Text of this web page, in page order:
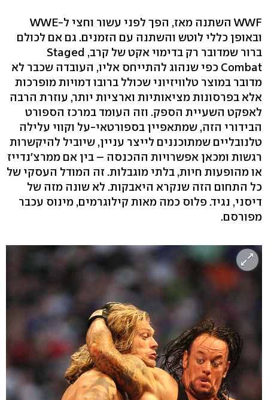
WWF השתנה מאז, הפך לפני עשור וחצי ל-WWE
ובאופן כללי לוטש והשתנה עם הזמנים. גם אם לכולם
ברור שמדובר רק בדימוי אקט של קרב, Staged
Combat כפי שנהוג להתייחס אליו, העובדה שכבר לא
מדובר במוצר טלוויזיוני שכולל ברובו דמויות מופרכות
אלא בפרסונות מציאותיות וארציות יותר, עוזרת הרבה
לאפקט השעיית הספק. וזה העומד במרכז הספורט
הבידורי הזה, שמתאפיין בספורטאי-על וקווי עלילה
טלנובליים שמתוכננים לייצר עניין, שיוביל להיקשרות
רגשות ומכאן אפשרויות ההכנסה – בין אם ממרצ'נדייז
או מהופעות חיות, בלתי מוגבלות. זה המודל העסקי של
כל התחום הזה שנקרא היאבקות. לא שונה מזה של
דיסני, נגיד. פלוס כמה מאות קילוגרמים, מינוס עכבר
מפורסם.